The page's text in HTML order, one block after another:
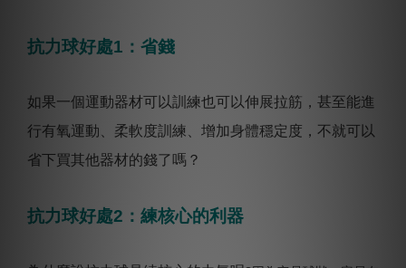
抗力球好處1：省錢
如果一個運動器材可以訓練也可以伸展拉筋，甚至能進
行有氧運動、柔軟度訓練、增加身體穩定度，不就可以
省下買其他器材的錢了嗎？
抗力球好處2：練核心的利器